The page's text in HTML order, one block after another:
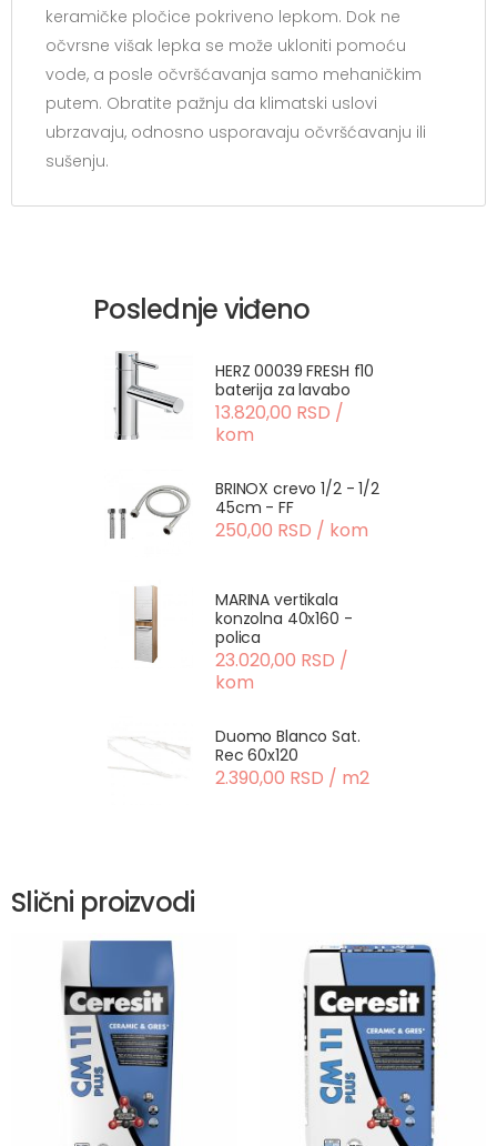
keramičke pločice pokriveno lepkom. Dok ne
očvrsne višak lepka se može ukloniti pomoću
vode, a posle očvršćavanja samo mehaničkim
putem. Obratite pažnju da klimatski uslovi
ubrzavaju, odnosno usporavaju očvršćavanju ili
sušenju.
Poslednje viđeno
HERZ 00039 FRESH f10
baterija za lavabo
13.820,00 RSD /
kom
BRINOX crevo 1/2 - 1/2
45cm - FF
250,00 RSD / kom
MARINA vertikala
konzolna 40x160 -
polica
23.020,00 RSD /
kom
Duomo Blanco Sat.
Rec 60x120
2.390,00 RSD / m2
Slični proizvodi